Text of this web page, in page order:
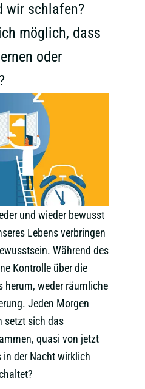
wir schlafen?
möglich, dass
oder
und wieder bewusst
Lebens verbringen
Während des
Kontrolle über die
herum, weder räumliche
Jeden Morgen
setzt sich das
quasi von jetzt
der Nacht wirklich